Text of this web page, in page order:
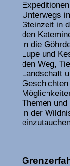
Unterwegs
Steinzeit in
den
in die
Lupe und
den Weg,
Landschaft
Themen und
in der